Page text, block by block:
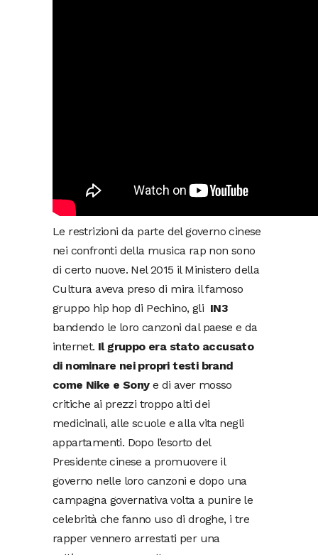
Le restrizioni da parte del governo cinese
nei confronti della musica rap non sono
di certo nuove. Nel 2015 il Ministero della
Cultura aveva preso di mira il famoso
gruppo hip hop di Pechino, gli IN3
bandendo le loro canzoni dal paese e da
internet. Il gruppo era stato accusato
di nominare nei propri testi brand
come Nike e Sonye di aver mosso
critiche ai prezzi troppo alti dei
medicinali, alle scuole e alla vita negli
appartamenti. Dopo l’esorto del
Presidente cinese a promuovere il
governo nelle loro canzoni e dopo una
campagna governativa volta a punire le
celebrità che fanno uso di droghe, i tre
rapper vennero arrestati per una